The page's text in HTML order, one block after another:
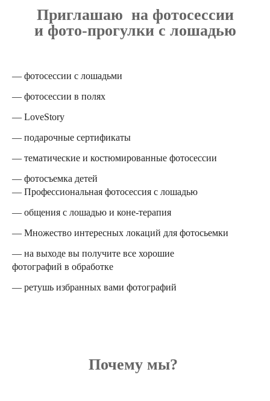
Приглашаю на фотосессии
и фото-прогулки с лошадью
— фотосессии с лошадьми
— фотосессии в полях
— LoveStory
— подарочные сертификаты
— тематические и костюмированные фотосессии
— фотосъемка детей
— Профессиональная фотосессия с лошадью
— общения с лошадью и коне-терапия
— Множество интересных локаций для фотосьемки
— на выходе вы получите все хорошие
фотографий в обработке
— ретушь избранных вами фотографий
Почему мы?